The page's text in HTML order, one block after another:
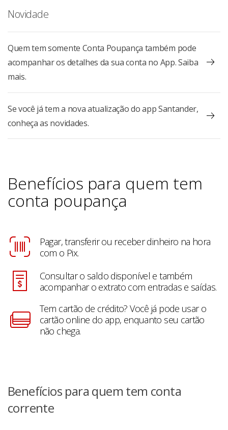
Novidade
Quem tem somente Conta Poupança também pode
acompanhar os detalhes da sua conta no App. Saiba
mais.
Se você já tem a nova atualização do app Santander,
conheça as novidades.
Benefícios para quem tem
conta poupança
Pagar, transferir ou receber dinheiro na hora
com o Pix.
Consultar o saldo disponível e também
acompanhar o extrato com entradas e saídas.
Tem cartão de crédito? Você já pode usar o
cartão online do app, enquanto seu cartão
não chega.
Benefícios para quem tem conta
corrente